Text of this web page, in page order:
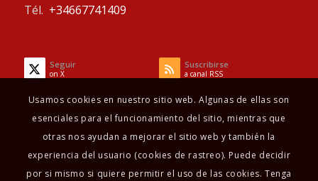
Tél. +34667741409
Seguir
on X
Suscribirse
a canal RSS
Usamos cookies en nuestro sitio web. Algunas de ellas son
esenciales para el funcionamiento del sitio, mientras que
otras nos ayudan a mejorar el sitio web y también la
experiencia del usuario (cookies de rastreo). Puede decidir
por si mismo si quiere permitir el uso de las cookies. Tenga